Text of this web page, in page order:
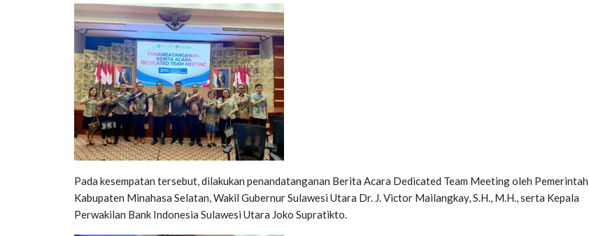
Pada kesempatan tersebut, dilakukan penandatanganan Berita Acara Dedicated Team Meeting oleh Pemerintah
Kabupaten Minahasa Selatan, Wakil Gubernur Sulawesi Utara Dr. J. Victor Mailangkay, S.H., M.H., serta Kepala
Perwakilan Bank Indonesia Sulawesi Utara Joko Supratikto.